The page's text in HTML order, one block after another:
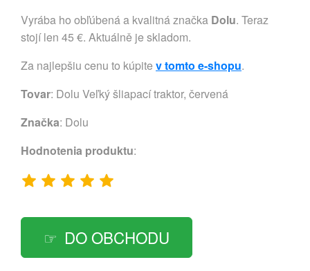
Vyrába ho obľúbená a kvalitná značka Dolu. Teraz
stojí len 45 €. Aktuálně je skladom.
Za najlepšiu cenu to kúpite v tomto e-shopu.
Tovar: Dolu Veľký šliapací traktor, červená
Značka: Dolu
Hodnotenia produktu:
DO OBCHODU